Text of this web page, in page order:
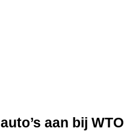
aan bij WTO